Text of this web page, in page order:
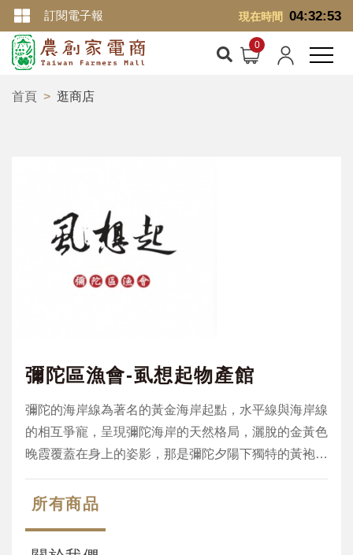
現在時間 04:32:54
訂閱電子報
首頁 逛商店
彌陀區漁會-虱想起物產館
彌陀的海岸線為著名的黃金海岸起點，水平線與海岸線
的相互爭寵，呈現彌陀海岸的天然格局，灑脫的金黃色
晚霞覆蓋在身上的姿影，那是彌陀夕陽下獨特的黃袍加
身，倚靠在防波堤的另一端，更是純樸的一片天地，古
人曾說無巧不成書，但是對彌陀區漁會來說卻是無思不
所有商品